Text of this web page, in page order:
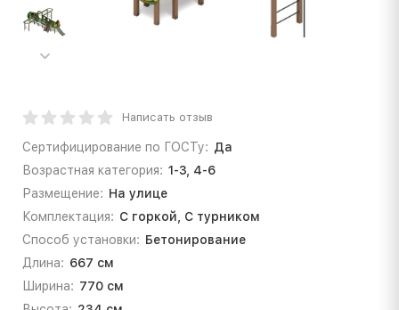
Написать отзыв
Сертифицирование по ГОСТу: Да
Возрастная категория: 1-3, 4-6
Размещение: На улице
Комплектация: С горкой, С турником
Способ установки: Бетонирование
Длина: 667 см
Ширина: 770 см